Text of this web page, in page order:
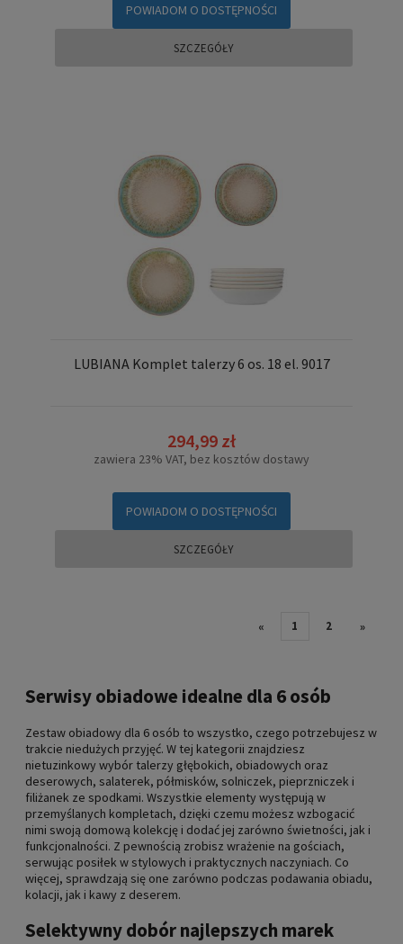
POWIADOM O DOSTĘPNOŚCI
SZCZEGÓŁY
LUBIANA Komplet talerzy 6 os. 18 el. 9017
294,99 zł
zawiera 23% VAT, bez kosztów dostawy
POWIADOM O DOSTĘPNOŚCI
SZCZEGÓŁY
« 1 2 »
Serwisy obiadowe idealne dla 6 osób
Zestaw obiadowy dla 6 osób to wszystko, czego potrzebujesz w
trakcie niedużych przyjęć. W tej kategorii znajdziesz
nietuzinkowy wybór talerzy głębokich, obiadowych oraz
deserowych, salaterek, półmisków, solniczek, pieprzniczek i
filiżanek ze spodkami. Wszystkie elementy występują w
przemyślanych kompletach, dzięki czemu możesz wzbogacić
nimi swoją domową kolekcję i dodać jej zarówno świetności, jak i
funkcjonalności. Z pewnością zrobisz wrażenie na gościach,
serwując posiłek w stylowych i praktycznych naczyniach. Co
więcej, sprawdzają się one zarówno podczas podawania obiadu,
kolacji, jak i kawy z deserem.
Selektywny dobór najlepszych marek